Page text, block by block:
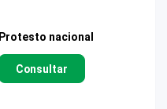
Protesto nacional
Consultar